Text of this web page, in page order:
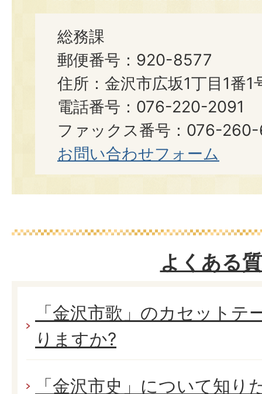
総務課
郵便番号：920-8577
住所：金沢市広坂1丁目1番1
電話番号：076-220-2091
ファックス番号：076-
お問い合わせフォーム
よくある
「金沢市歌」のカセットテ
りますか?
「金沢市史」について知り